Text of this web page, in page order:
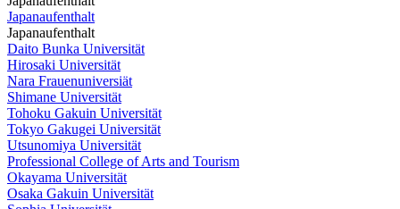
Japanaufenthalt
Japanaufenthalt
Daito Bunka Universität
Hirosaki Universität
Nara Frauenuniversiät
Shimane Universität
Tohoku Gakuin Universität
Tokyo Gakugei Universität
Utsunomiya Universität
Professional College of Arts and Tourism
Okayama Universität
Osaka Gakuin Universität